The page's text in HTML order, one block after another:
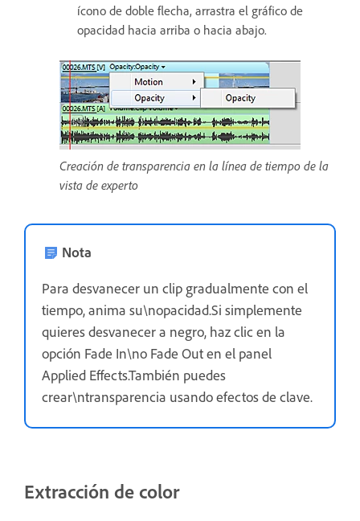
ícono de doble flecha, arrastra el gráfico de
opacidad hacia arriba o hacia abajo.
Creación de transparencia en la línea de tiempo de la
vista de experto
Nota
Para desvanecer un clip gradualmente con el
tiempo, anima su\nopacidad.Si simplemente
quieres desvanecer a negro, haz clic en la
opción Fade In\no Fade Out en el panel
Applied Effects.También puedes
crear\ntransparencia usando efectos de clave.
Extracción de color